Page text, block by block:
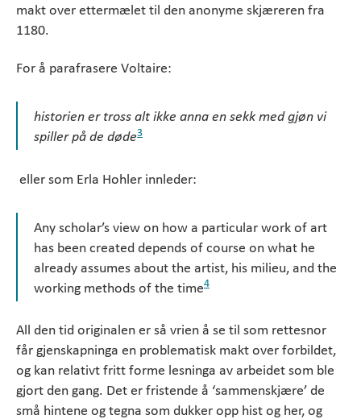
makt over ettermælet til den anonyme skjæreren fra
1180.
For å parafrasere Voltaire:
historien er tross alt ikke anna en sekk med gjøn vi
spiller på de døde3
eller som Erla Hohler innleder:
Any scholar’s view on how a particular work of art
has been created depends of course on what he
already assumes about the artist, his milieu, and the
working methods of the time4
All den tid originalen er så vrien å se til som rettesnor
får gjenskapninga en problematisk makt over forbildet,
og kan relativt fritt forme lesninga av arbeidet som ble
gjort den gang. Det er fristende å ‘sammenskjære’ de
små hintene og tegna som dukker opp hist og her, og